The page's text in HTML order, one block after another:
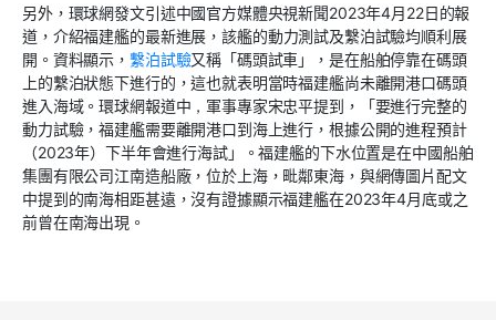
另外， 環球網發文引述中國官方媒體央視新聞2023年4月22日的報
道，介紹福建艦的最新進展，該艦的動力測試及繫泊試驗均順利展
開。資料顯示， 繫泊試驗又稱「碼頭試車」，是在船舶停靠在碼頭
上的繫泊狀態下進行的，這也就表明當時福建艦尚未離開港口碼頭
進入海域。環球網報道中 ， 軍事專家宋忠平提到，「要進行完整的
動力試驗，福建艦需要離開港口到海上進行，根據公開的進程預計
（2023年）下半年會進行海試」
。福建艦的下水位置是在中國船舶
集團有限公司江南造船廠，位於上海，毗鄰東海，與網傳圖片配文
中提到的南海相距甚遠，沒有證據顯示福建艦在2023年4月底或之
前曾在南海出現。